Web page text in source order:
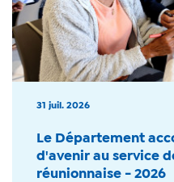
31 juil. 2026
Le Département
d'avenir au service
réunionnaise - 2026